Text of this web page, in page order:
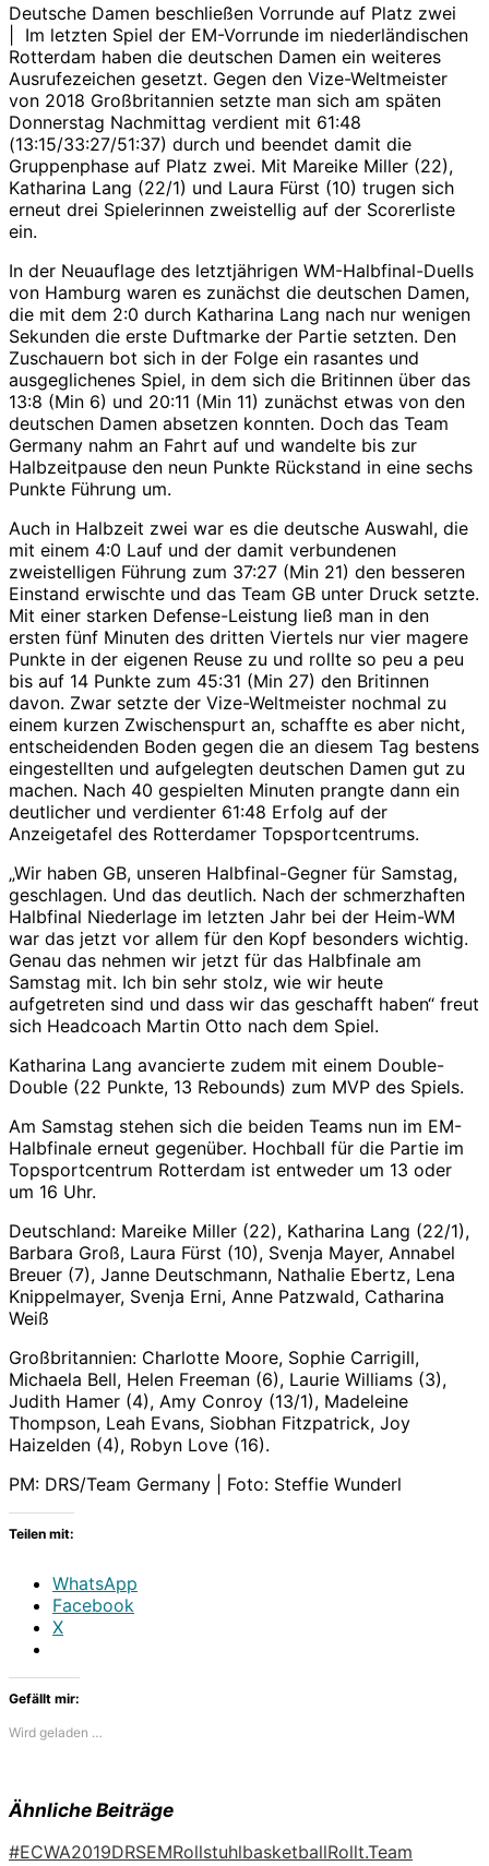
Deutsche Damen beschließen Vorrunde auf Platz zwei
| Im letzten Spiel der EM-Vorrunde im niederländischen
Rotterdam haben die deutschen Damen ein weiteres
Ausrufezeichen gesetzt. Gegen den Vize-Weltmeister
von 2018 Großbritannien setzte man sich am späten
Donnerstag Nachmittag verdient mit 61:48
(13:15/33:27/51:37) durch und beendet damit die
Gruppenphase auf Platz zwei. Mit Mareike Miller (22),
Katharina Lang (22/1) und Laura Fürst (10) trugen sich
erneut drei Spielerinnen zweistellig auf der Scorerliste
ein.
In der Neuauflage des letztjährigen WM-Halbfinal-Duells
von Hamburg waren es zunächst die deutschen Damen,
die mit dem 2:0 durch Katharina Lang nach nur wenigen
Sekunden die erste Duftmarke der Partie setzten. Den
Zuschauern bot sich in der Folge ein rasantes und
ausgeglichenes Spiel, in dem sich die Britinnen über das
13:8 (Min 6) und 20:11 (Min 11) zunächst etwas von den
deutschen Damen absetzen konnten. Doch das Team
Germany nahm an Fahrt auf und wandelte bis zur
Halbzeitpause den neun Punkte Rückstand in eine sechs
Punkte Führung um.
Auch in Halbzeit zwei war es die deutsche Auswahl, die
mit einem 4:0 Lauf und der damit verbundenen
zweistelligen Führung zum 37:27 (Min 21) den besseren
Einstand erwischte und das Team GB unter Druck setzte.
Mit einer starken Defense-Leistung ließ man in den
ersten fünf Minuten des dritten Viertels nur vier magere
Punkte in der eigenen Reuse zu und rollte so peu a peu
bis auf 14 Punkte zum 45:31 (Min 27) den Britinnen
davon. Zwar setzte der Vize-Weltmeister nochmal zu
einem kurzen Zwischenspurt an, schaffte es aber nicht,
entscheidenden Boden gegen die an diesem Tag bestens
eingestellten und aufgelegten deutschen Damen gut zu
machen. Nach 40 gespielten Minuten prangte dann ein
deutlicher und verdienter 61:48 Erfolg auf der
Anzeigetafel des Rotterdamer Topsportcentrums.
„Wir haben GB, unseren Halbfinal-Gegner für Samstag,
geschlagen. Und das deutlich. Nach der schmerzhaften
Halbfinal Niederlage im letzten Jahr bei der Heim-WM
war das jetzt vor allem für den Kopf besonders wichtig.
Genau das nehmen wir jetzt für das Halbfinale am
Samstag mit. Ich bin sehr stolz, wie wir heute
aufgetreten sind und dass wir das geschafft haben“ freut
sich Headcoach Martin Otto nach dem Spiel.
Katharina Lang avancierte zudem mit einem Double-
Double (22 Punkte, 13 Rebounds) zum MVP des Spiels.
Am Samstag stehen sich die beiden Teams nun im EM-
Halbfinale erneut gegenüber. Hochball für die Partie im
Topsportcentrum Rotterdam ist entweder um 13 oder
um 16 Uhr.
Deutschland: Mareike Miller (22), Katharina Lang (22/1),
Barbara Groß, Laura Fürst (10), Svenja Mayer, Annabel
Breuer (7), Janne Deutschmann, Nathalie Ebertz, Lena
Knippelmayer, Svenja Erni, Anne Patzwald, Catharina
Weiß
Großbritannien: Charlotte Moore, Sophie Carrigill,
Michaela Bell, Helen Freeman (6), Laurie Williams (3),
Judith Hamer (4), Amy Conroy (13/1), Madeleine
Thompson, Leah Evans, Siobhan Fitzpatrick, Joy
Haizelden (4), Robyn Love (16).
PM: DRS/Team Germany | Foto: Steffie Wunderl
Teilen mit:
WhatsApp
Facebook
X
Gefällt mir:
Wird geladen …
Ähnliche Beiträge
#ECWA2019DRSEMRollstuhlbasketballRollt.Team